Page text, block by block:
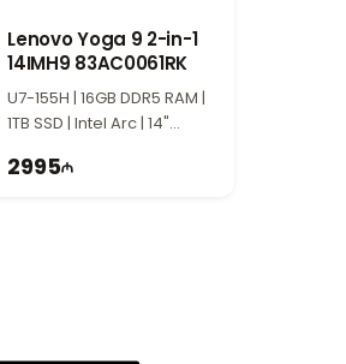
Наши специалисты работают
Если у вас есть вопросы по любой
Вне рабочих часов вы можете
Благодарим вас за интерес к
Lenovo Yoga 9 2-in-1
14IMH9 83AC0061RK
U7-155H | 16GB DDR5 RAM |
1TB SSD | Intel Arc | 14"
Win11
2995